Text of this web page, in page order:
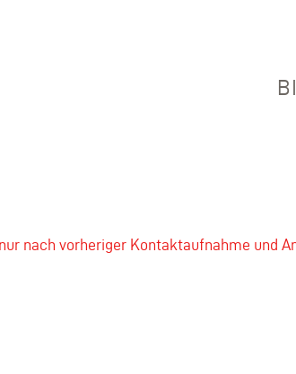
nach vorheriger Kontaktaufnahme und